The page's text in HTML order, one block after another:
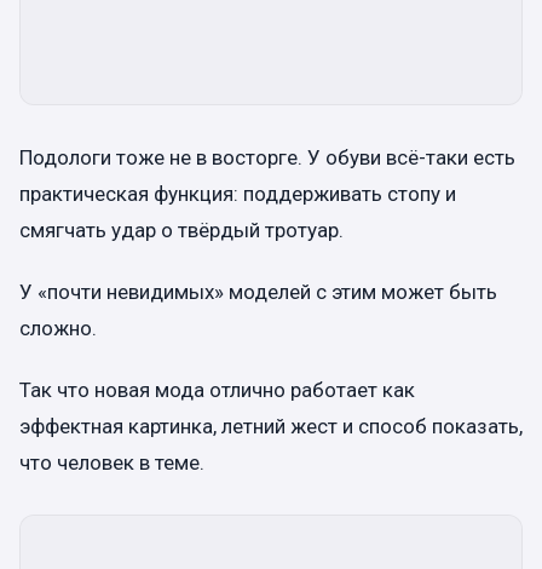
Подологи тоже не в восторге. У обуви всё-таки есть
практическая функция: поддерживать стопу и
смягчать удар о твёрдый тротуар.
У «почти невидимых» моделей с этим может быть
сложно.
Так что новая мода отлично работает как
эффектная картинка, летний жест и способ показать,
что человек в теме.